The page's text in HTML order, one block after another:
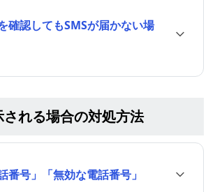
確認してもSMSが届かない場
れる場合の対処方法
番号」「無効な電話番号」